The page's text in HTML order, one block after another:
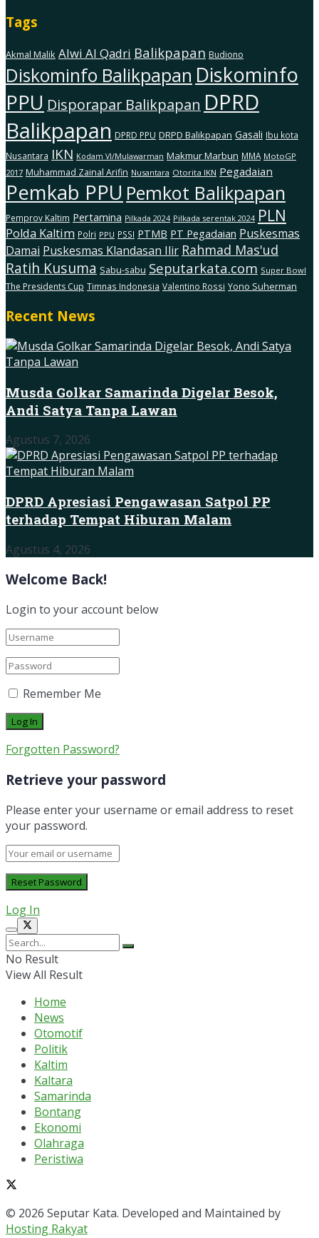
Tags
Akmal Malik Alwi Al Qadri Balikpapan Budiono
Diskominfo Balikpapan Diskominfo
PPU Disporapar Balikpapan DPRD
Balikpapan DPRD PPU DRPD Balikpapan Gasali Ibu kota
Nusantara IKN Kodam Vl/Mulawarman Makmur Marbun MMA MotoGP
2017 Muhammad Zainal Arifin Nusantara Otorita IKN Pegadaian
Pemkab PPU Pemkot Balikpapan
Pemprov Kaltim Pertamina Pilkada 2024 Pilkada serentak 2024 PLN
Polda Kaltim Polri PPU PSSI PTMB PT Pegadaian Puskesmas
Damai Puskesmas Klandasan Ilir Rahmad Mas'ud
Ratih Kusuma Sabu-sabu Seputarkata.com Super Bowl
The Presidents Cup Timnas Indonesia Valentino Rossi Yono Suherman
Recent News
Musda Golkar Samarinda Digelar Besok,
Andi Satya Tanpa Lawan
Agustus 7, 2026
DPRD Apresiasi Pengawasan Satpol PP
terhadap Tempat Hiburan Malam
Agustus 4, 2026
Welcome Back!
Login to your account below
Remember Me
Forgotten Password?
Retrieve your password
Please enter your username or email address to reset
your password.
Log In
No Result
View All Result
Home
News
Otomotif
Politik
Kaltim
Kaltara
Samarinda
Bontang
Ekonomi
Olahraga
Peristiwa
© 2026 Seputar Kata. Developed and Maintained by
Hosting Rakyat